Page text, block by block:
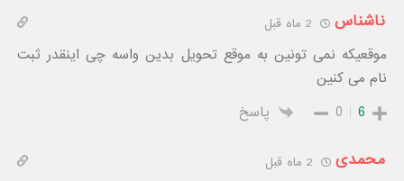
ناشناس
موقعیکه نمی تونین به موقع تحویل بدین واسه چی اینقدر ثبت
نام می کنین
6
0 پاسخ
محمدی